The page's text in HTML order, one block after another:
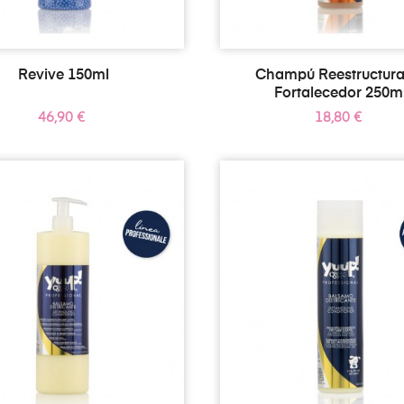
Revive 150ml
Precio
46,90 €
Champú
Fortalecedor
Precio
18,80 €